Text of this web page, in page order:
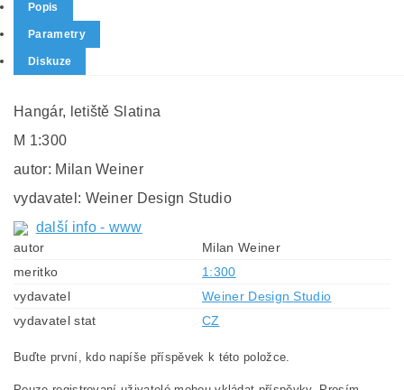
Popis
Parametry
Diskuze
Hangár, letiště Slatina
M 1:300
autor: Milan Weiner
vydavatel: Weiner Design Studio
další info - www
autor
Milan Weiner
meritko
1:300
vydavatel
Weiner Design Studio
vydavatel stat
CZ
Buďte první, kdo napíše příspěvek k této položce.